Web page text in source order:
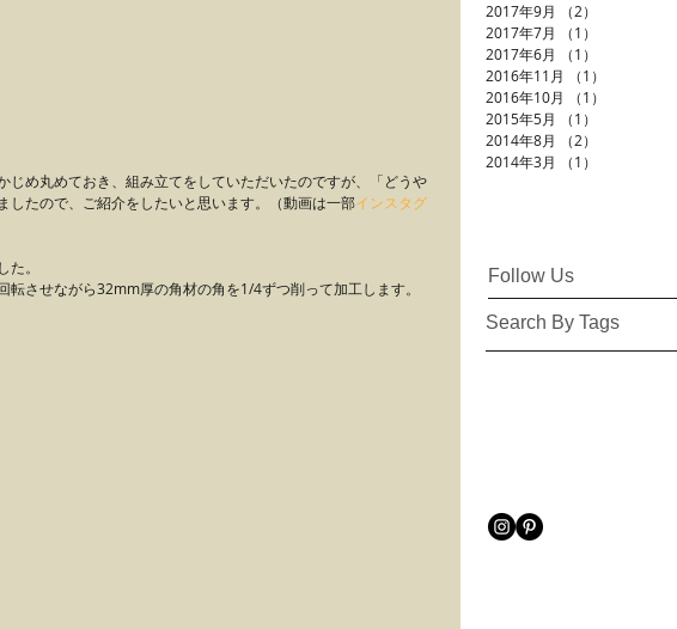
Follow Us
め丸めておき、組み立てをしていただいたのですが、「どうや
したので、ご紹介をしたいと思います。（動画は一部インスタグ
。
させながら32mm厚の角材の角を1/4ずつ削って加工します。
Search By Tags
2017年9月
（2）
2017年7月
（1）
2017年6月
（1）
2016年11月
（1）
2016年10月
（1）
2015年5月
（1）
2014年8月
（2）
2014年3月
（1）